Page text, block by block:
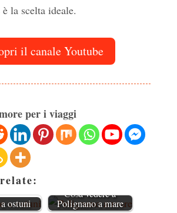
la scelta ideale.
il canale Youtube
per i viaggi
ostuni
Cosa vedere a
Polignano a mare